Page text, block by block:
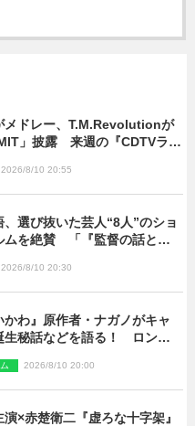
メドレー、T.M.Revolutionが
」披露 来週の『CDTVライ
2026/8/10 20:55
、選び抜いた芸人“8人”のショ
ムを絶賛 「『監督の話とか
2026/8/10 20:30
かわ』原作者・ナガノがキャ
生秘話などを語る！ ロング
2026/8/10 20:00
×赤楚衛二『虚ろな十字架』